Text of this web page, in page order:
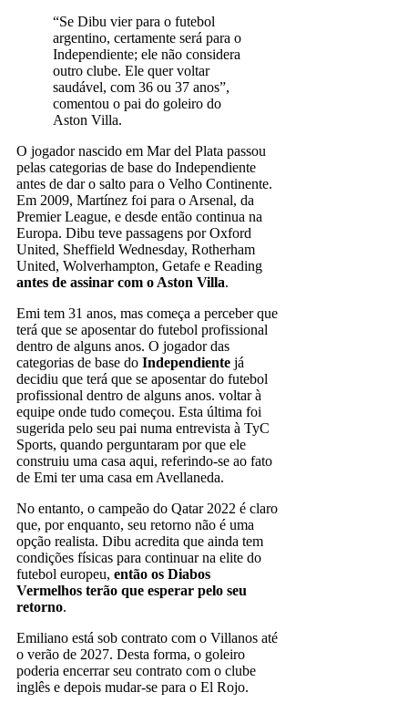
“Se Dibu vier para o futebol
argentino, certamente será para o
Independiente; ele não considera
outro clube. Ele quer voltar
saudável, com 36 ou 37 anos”,
comentou o pai do goleiro do
Aston Villa.
O jogador nascido em Mar del Plata passou
pelas categorias de base do Independiente
antes de dar o salto para o Velho Continente.
Em 2009, Martínez foi para o Arsenal, da
Premier League, e desde então continua na
Europa. Dibu teve passagens por Oxford
United, Sheffield Wednesday, Rotherham
United, Wolverhampton, Getafe e Reading
antes de assinar com o Aston Villa.
Emi tem 31 anos, mas começa a perceber que
terá que se aposentar do futebol profissional
dentro de alguns anos. O jogador das
categorias de base do Independiente já
decidiu que terá que se aposentar do futebol
profissional dentro de alguns anos. voltar à
equipe onde tudo começou. Esta última foi
sugerida pelo seu pai numa entrevista à TyC
Sports, quando perguntaram por que ele
construiu uma casa aqui, referindo-se ao fato
de Emi ter uma casa em Avellaneda.
No entanto, o campeão do Qatar 2022 é claro
que, por enquanto, seu retorno não é uma
opção realista. Dibu acredita que ainda tem
condições físicas para continuar na elite do
futebol europeu, então os Diabos
Vermelhos terão que esperar pelo seu
retorno.
Emiliano está sob contrato com o Villanos até
o verão de 2027. Desta forma, o goleiro
poderia encerrar seu contrato com o clube
inglês e depois mudar-se para o El Rojo.